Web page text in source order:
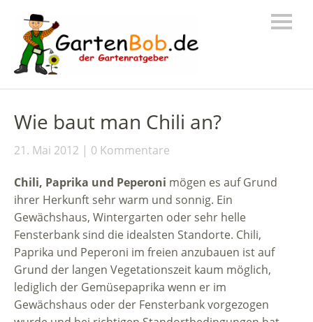
Wie baut man Chili an?
21. Mai 2012 0 Kommentare
Chili, Paprika und Peperoni mögen es auf Grund
ihrer Herkunft sehr warm und sonnig. Ein
Gewächshaus, Wintergarten oder sehr helle
Fensterbank sind die idealsten Standorte. Chili,
Paprika und Peperoni im freien anzubauen ist auf
Grund der langen Vegetationszeit kaum möglich,
lediglich der Gemüsepaprika wenn er im
Gewächshaus oder der Fensterbank vorgezogen